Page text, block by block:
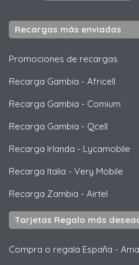
Recargas más enviadas
Promociones de recargas
Recarga Gambia - Africell
Recarga Gambia - Comium
Recarga Gambia - Qcell
Recarga Irlanda - Lycamobile
Recarga Italia - Very Mobile
Recarga Zambia - Airtel
Tarjetas Regalo más
Compra o regala España -